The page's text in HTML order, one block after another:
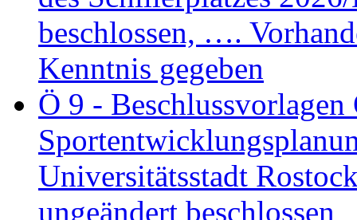
beschlossen, ….
Kenntnis gegeben
Ö 9 - Beschlussvorlagen
Universitätsstadt
ungeändert beschlossen